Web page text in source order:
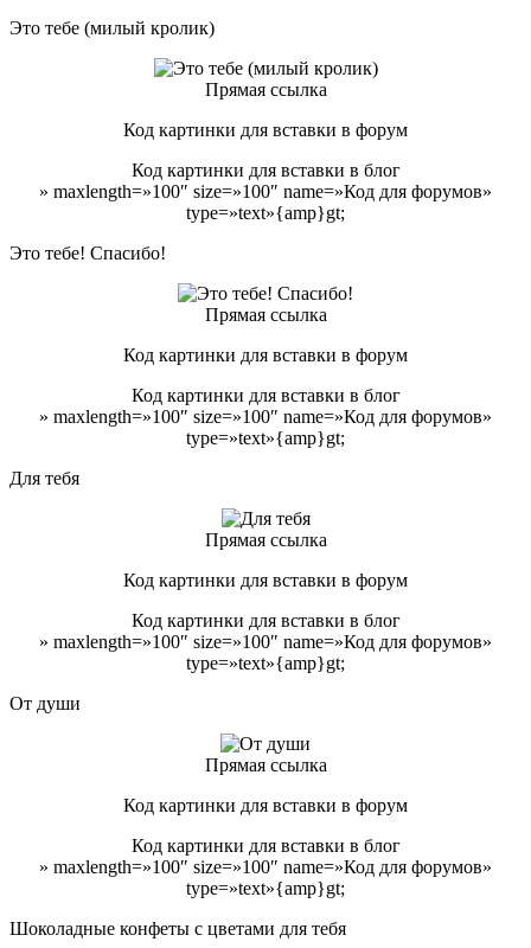
Это тебе (милый кролик)
Прямая ссылка
Код картинки для вставки в форум
Код картинки для вставки в блог
» maxlength=»100″ size=»100″ name=»Код для форумов»
type=»text»{amp}gt;
Это тебе! Спасибо!
Прямая ссылка
Код картинки для вставки в форум
Код картинки для вставки в блог
» maxlength=»100″ size=»100″ name=»Код для форумов»
type=»text»{amp}gt;
Для тебя
Прямая ссылка
Код картинки для вставки в форум
Код картинки для вставки в блог
» maxlength=»100″ size=»100″ name=»Код для форумов»
type=»text»{amp}gt;
От души
Прямая ссылка
Код картинки для вставки в форум
Код картинки для вставки в блог
» maxlength=»100″ size=»100″ name=»Код для форумов»
type=»text»{amp}gt;
Шоколадные конфеты с цветами для тебя